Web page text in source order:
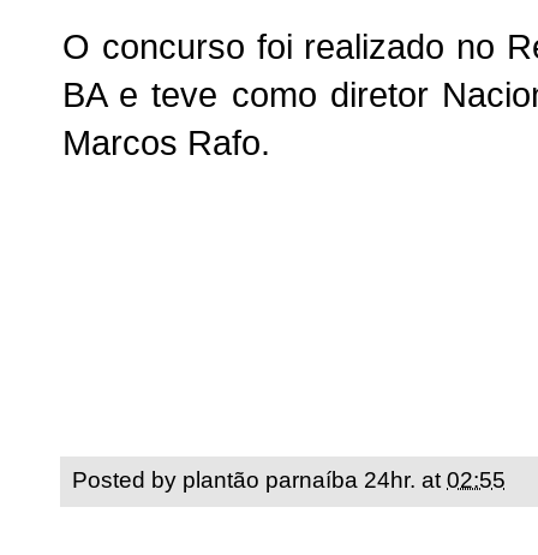
O concurso foi realizado no
BA e teve como diretor
Marcos Rafo.
Posted by plantão parnaíba 24hr. at 02:55